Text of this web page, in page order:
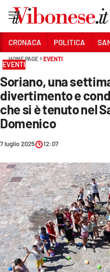
Sezioni
CRONACA
POLITICA
SANITÀ
AMBIENTE
SOCIETÀ
CULTURA
ECONOMIA E LAVORO
EVENTI
SPORT
CRONACA POLITICA
HOME PAGE EVENTI
EVENTI
Soriano, una
divertimento e
che si è tenuto nel
Domenico
7 luglio 2025 12:07